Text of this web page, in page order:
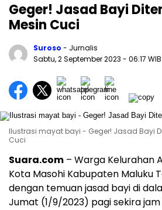
Geger! Jasad Bayi
Mesin Cuci
Suroso - Jurnalis
Sabtu, 2 September 2023 - 06:17 WIB
Ilustrasi mayat bayi - Geger! Jasad Bayi
Cuci
Suara.com – Warga Kelurahan
Kota Masohi Kabupaten Maluku
dengan temuan jasad bayi di
Jumat (1/9/2023) pagi sekira jam